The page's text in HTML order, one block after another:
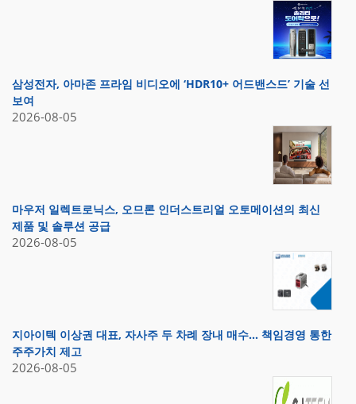
삼성전자, 아마존 프라임 비디오에 ‘HDR10+ 어드밴스드’ 기술 선
보여
2026-08-05
마우저 일렉트로닉스, 오므론 인더스트리얼 오토메이션의 최신
제품 및 솔루션 공급
2026-08-05
지아이텍 이상권 대표, 자사주 두 차례 장내 매수… 책임경영 통한
주주가치 제고
2026-08-05